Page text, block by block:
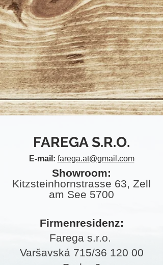
FAREGA S.R.O.
E-mail: farega.at@gmail.com
Showroom:
Kitzsteinhornstrasse 63, Zell
am See 5700
Firmenresidenz:
Farega s.r.o.
Varšavská 715/36 120 00